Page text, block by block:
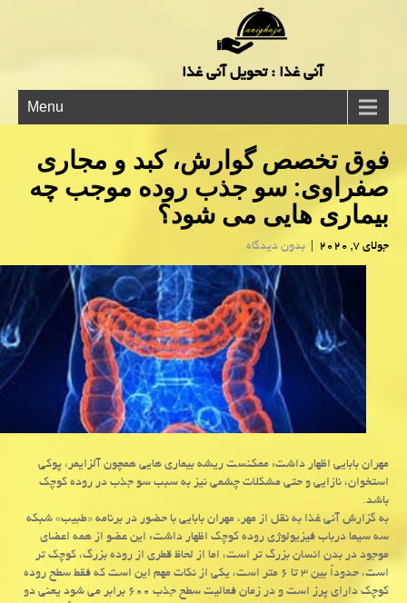
آنی غذا : تحویل آنی غذا
Menu
فوق تخصص گوارش، كبد و مجاری
صفراوی: سو جذب روده موجب چه
بیماری هایی می شود؟
جولای 7, 2020 | بدون دیدگاه
مهران بابایی اظهار داشت: ممكنست ریشه بیماری هایی همچون آلزایمر، پوكی
استخوان، نازایی و حتی مشكلات چشمی نیز به سبب سو جذب در روده كوچك
باشد.
به گزارش آنی غذا به نقل از مهر، مهران بابایی با حضور در برنامه «طبیب» شبکه
سه سیما درباب فیزیولوژی روده کوچک اظهار داشت: این عضو از همه اعضای
موجود در بدن انسان بزرگ تر است، اما از لحاظ قطری از روده بزرگ، کوچک تر
است، حدوداً بین ۳ تا ۶ متر است، یکی از نکات مهم این است که فقط سطح روده
کوچک دارای پرز است و در زمان فعالیت سطح جذب ۶۰۰ برابر می شود یعنی دو